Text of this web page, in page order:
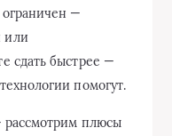
—
или
сдать быстрее —
помогут.
рассмотрим плюсы